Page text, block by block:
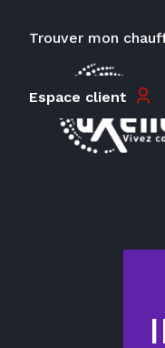
Trouver mon
Espace client